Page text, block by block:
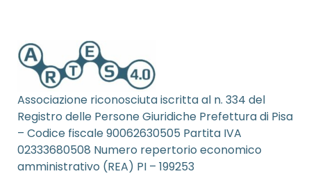
Associazione riconosciuta iscritta al n. 334 del
Registro delle Persone Giuridiche Prefettura di Pisa
– Codice fiscale 90062630505 Partita IVA
02333680508 Numero repertorio economico
amministrativo (REA) PI – 199253